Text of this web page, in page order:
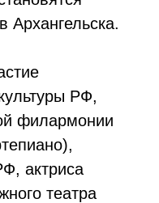
Архангельска.
РФ,
филармонии
актриса
театра